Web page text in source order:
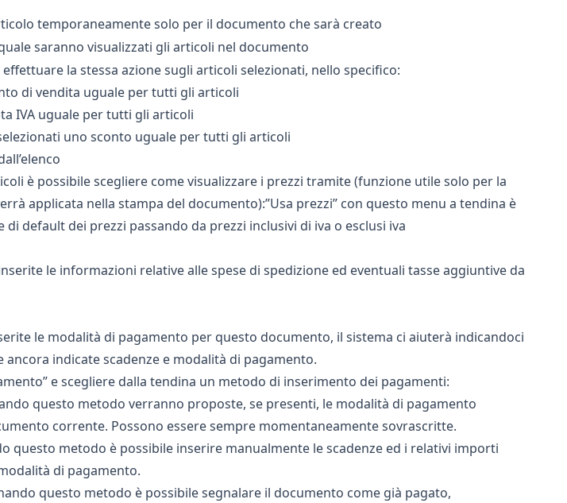
temporaneamente solo per il documento che sarà creato
saranno visualizzati gli articoli nel documento
la stessa azione sugli articoli selezionati, nello specifico:
di vendita uguale per tutti gli articoli
IVA uguale per tutti gli articoli
uno sconto uguale per tutti gli articoli
è possibile scegliere come visualizzare i prezzi tramite (funzione utile solo per la
applicata nella stampa del documento):”Usa prezzi” con questo menu a tendina è
di default dei prezzi passando da prezzi inclusivi di iva o esclusi iva
le informazioni relative alle spese di spedizione ed eventuali tasse aggiuntive da
le modalità di pagamento per questo documento, il sistema ci aiuterà indicandoci
indicate scadenze e modalità di pagamento.
e scegliere dalla tendina un metodo di inserimento dei pagamenti:
questo metodo verranno proposte, se presenti, le modalità di pagamento
corrente. Possono essere sempre momentaneamente sovrascritte.
questo metodo è possibile inserire manualmente le scadenze ed i relativi importi
di pagamento.
questo metodo è possibile segnalare il documento come già pagato,